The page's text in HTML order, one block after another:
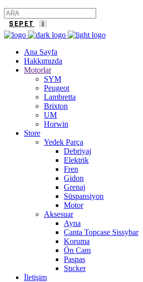
SEPET 0
Ana Sayfa
Hakkımızda
Motorlar
SYM
Peugeot
Lambretta
Brixton
UM
Horwin
Store
Yedek Parça
Debriyaj
Elektrik
Fren
Gidon
Grenaj
Süspansiyon
Motor
Aksesuar
Ayna
Çanta Topcase Sissybar
Koruma
Ön Cam
Paspas
Stıcker
İletişim